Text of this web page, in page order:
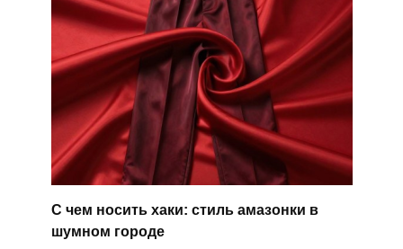
С чем носить хаки: стиль амазонки в
шумном городе